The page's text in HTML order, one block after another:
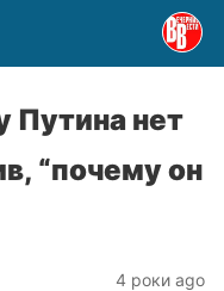
Путина нет
“почему он
4 роки ago